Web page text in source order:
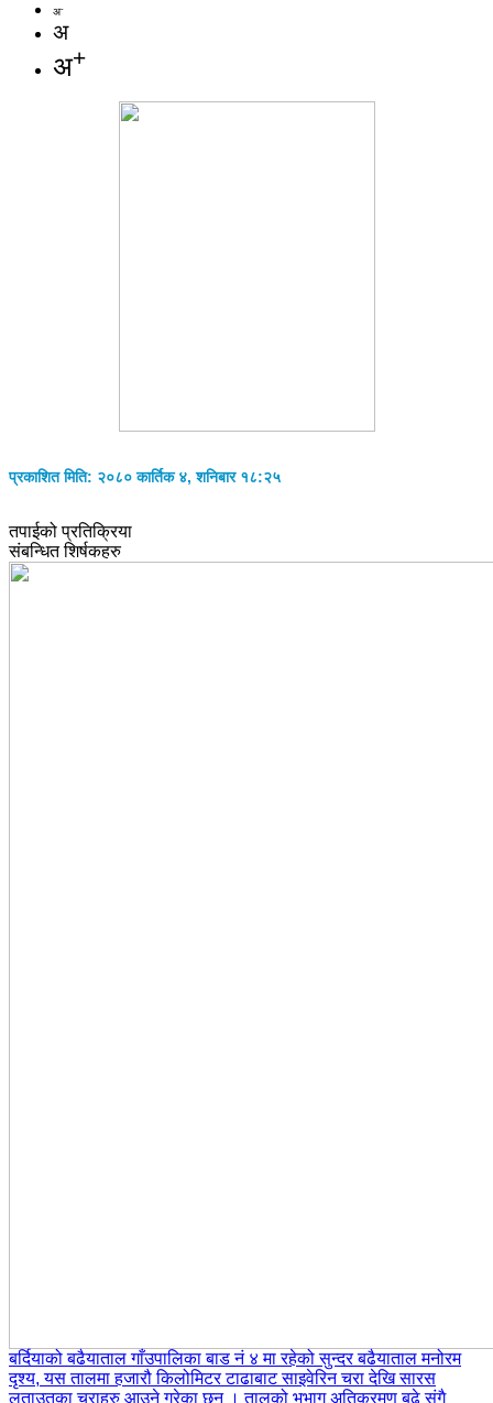
अ-
अ
अ+
प्रकाशित मिति: २०८० कार्तिक ४, शनिबार १८:२५
तपाईको प्रतिक्रिया
संबन्धित शिर्षकहरु
बर्दियाको बढैयाताल गाँउपालिका बाड नं ४ मा रहेको सुन्दर बढैयाताल मनोरम
दृश्य, यस तालमा हजारौ किलोमिटर टाढाबाट साइवेरिन चरा देखि सारस
लताउतका चराहरु आउने गरेका छन । तालको भुभाग अतिक्रमण बढे संगै